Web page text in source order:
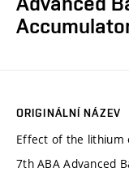
ORIGINÁLNÍ NÁZEV
Effect of the lithium
7th ABA Advanced